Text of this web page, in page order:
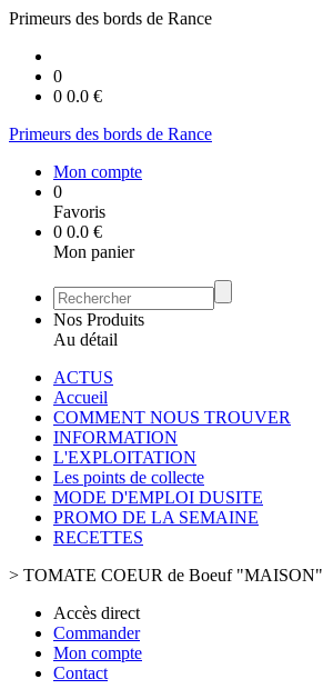
Primeurs des bords de Rance
0
0 0.0 €
Primeurs des bords de Rance
Mon compte
0
Favoris
0 0.0 €
Mon panier
Nos Produits
Au détail
ACTUS
Accueil
COMMENT NOUS TROUVER
INFORMATION
L'EXPLOITATION
Les points de collecte
MODE D'EMPLOI DUSITE
PROMO DE LA SEMAINE
RECETTES
> TOMATE COEUR de Boeuf "MAISON"
Accès direct
Commander
Mon compte
Contact